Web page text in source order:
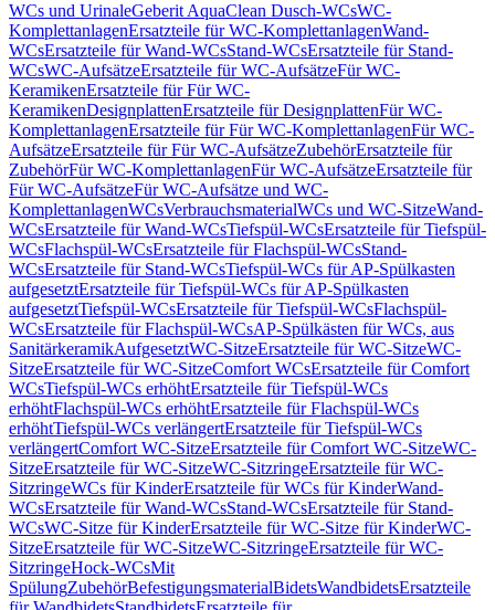
WCs und UrinaleGeberit AquaClean Dusch-WCsWC-
KomplettanlagenErsatzteile für WC-KomplettanlagenWand-
WCsErsatzteile für Wand-WCsStand-WCsErsatzteile für Stand-
WCsWC-AufsätzeErsatzteile für WC-AufsätzeFür WC-
KeramikenErsatzteile für Für WC-
KeramikenDesignplattenErsatzteile für DesignplattenFür WC-
KomplettanlagenErsatzteile für Für WC-KomplettanlagenFür WC-
AufsätzeErsatzteile für Für WC-AufsätzeZubehörErsatzteile für
ZubehörFür WC-KomplettanlagenFür WC-AufsätzeErsatzteile für
Für WC-AufsätzeFür WC-Aufsätze und WC-
KomplettanlagenWCsVerbrauchsmaterialWCs und WC-SitzeWand-
WCsErsatzteile für Wand-WCsTiefspül-WCsErsatzteile für Tiefspül-
WCsFlachspül-WCsErsatzteile für Flachspül-WCsStand-
WCsErsatzteile für Stand-WCsTiefspül-WCs für AP-Spülkasten
aufgesetztErsatzteile für Tiefspül-WCs für AP-Spülkasten
aufgesetztTiefspül-WCsErsatzteile für Tiefspül-WCsFlachspül-
WCsErsatzteile für Flachspül-WCsAP-Spülkästen für WCs, aus
SanitärkeramikAufgesetztWC-SitzeErsatzteile für WC-SitzeWC-
SitzeErsatzteile für WC-SitzeComfort WCsErsatzteile für Comfort
WCsTiefspül-WCs erhöhtErsatzteile für Tiefspül-WCs
erhöhtFlachspül-WCs erhöhtErsatzteile für Flachspül-WCs
erhöhtTiefspül-WCs verlängertErsatzteile für Tiefspül-WCs
verlängertComfort WC-SitzeErsatzteile für Comfort WC-SitzeWC-
SitzeErsatzteile für WC-SitzeWC-SitzringeErsatzteile für WC-
SitzringeWCs für KinderErsatzteile für WCs für KinderWand-
WCsErsatzteile für Wand-WCsStand-WCsErsatzteile für Stand-
WCsWC-Sitze für KinderErsatzteile für WC-Sitze für KinderWC-
SitzeErsatzteile für WC-SitzeWC-SitzringeErsatzteile für WC-
SitzringeHock-WCsMit
SpülungZubehörBefestigungsmaterialBidetsWandbidetsErsatzteile